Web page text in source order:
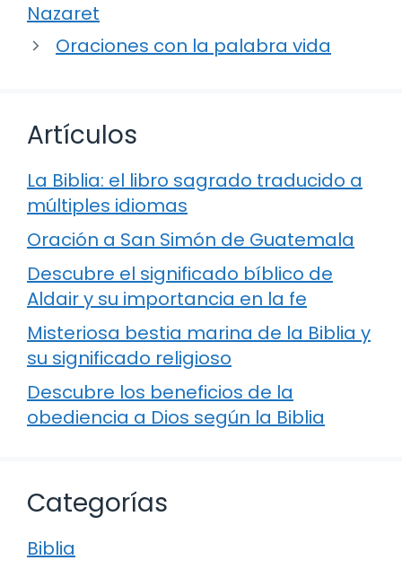
Nazaret
Oraciones con la palabra vida
Artículos
La Biblia: el libro sagrado traducido a
múltiples idiomas
Oración a San Simón de Guatemala
Descubre el significado bíblico de
Aldair y su importancia en la fe
Misteriosa bestia marina de la Biblia y
su significado religioso
Descubre los beneficios de la
obediencia a Dios según la Biblia
Categorías
Biblia